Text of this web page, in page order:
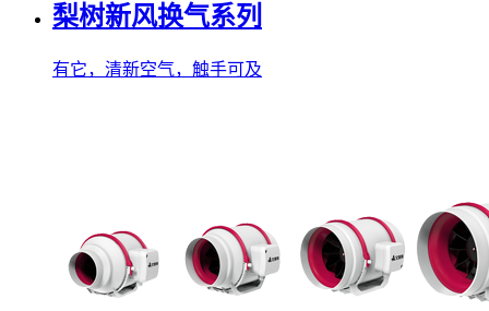
梨树新风换气系列
有它，清新空气，触手可及